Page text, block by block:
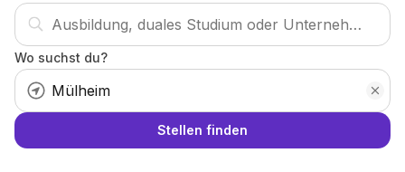
Wo suchst du?
Stellen finden